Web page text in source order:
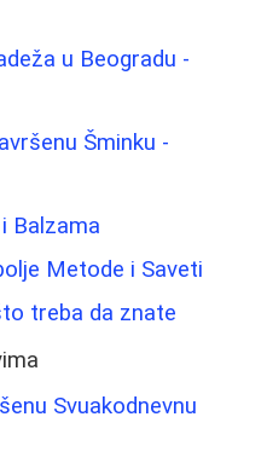
u Beogradu -
Šminku -
Balzama
Metode i Saveti
treba da znate
Svuakodnevnu